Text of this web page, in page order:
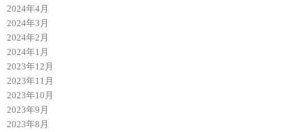
2024年4月
2024年3月
2024年2月
2024年1月
2023年12月
2023年11月
2023年10月
2023年9月
2023年8月